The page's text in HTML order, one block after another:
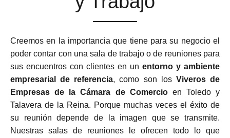
Creemos en la importancia que tiene para su negocio el
poder contar con una sala de trabajo o de reuniones para
sus encuentros con clientes en un entorno y ambiente
empresarial de referencia, como son los Viveros de
Empresas de la Cámara de Comercioen Toledo y
Talavera de la Reina. Porque muchas veces el éxito de
su reunión depende de la imagen que se transmite.
Nuestras salas de reuniones le ofrecen todo lo que